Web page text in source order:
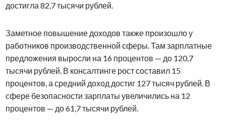
достигла 82,7 тысячи рублей.
Заметное повышение доходов также произошло у
работников производственной сферы. Там зарплатные
предложения выросли на 16 процентов — до 120,7
тысячи рублей. В консалтинге рост составил 15
процентов, а средний доход достиг 127 тысяч рублей. В
сфере безопасности зарплаты увеличились на 12
процентов — до 61,7 тысячи рублей.